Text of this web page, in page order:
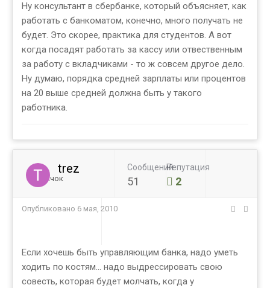
Ну консультант в сбербанке, который объясняет, как
работать с банкоматом, конечно, много получать не
будет. Это скорее, практика для студентов. А вот
когда посадят работать за кассу или отвественным
за работу с вкладчиками - то ж совсем другое дело.
Ну думаю, порядка средней зарплаты или процентов
на 20 выше средней должна быть у такого
работника.
trez
Новичок
Сообщений
51
Репутация
2
Опубликовано 6 мая, 2010
Если хочешь быть управляющим банка, надо уметь
ходить по костям... надо выдрессировать свою
совесть, которая будет молчать, когда у